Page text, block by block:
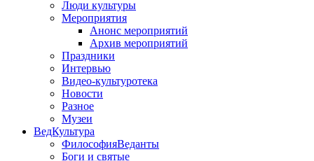
Люди культуры
Мероприятия
Анонс мероприятий
Архив мероприятий
Праздники
Интервью
Видео-культуротека
Новости
Разное
Музеи
ВедКультура
ФилософияВеданты
Боги и святые